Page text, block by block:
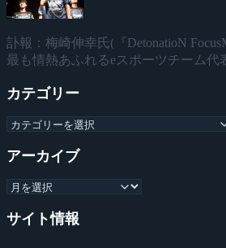
訃報：梅崎伸幸氏(『DetonatioN
最も情熱あふれるeスポーツチーム代
カテゴリー
アーカイブ
サイト情報